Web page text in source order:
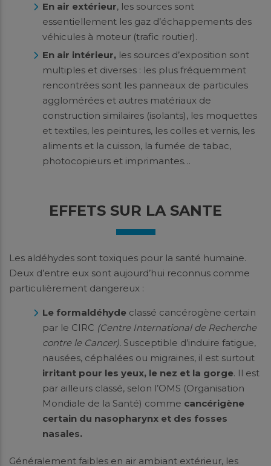
En air extérieur, les sources sont
essentiellement les gaz d’échappements des
véhicules à moteur (trafic routier).
En air intérieur, les sources d’exposition sont
multiples et diverses : les plus fréquemment
rencontrées sont les panneaux de particules
agglomérées et autres matériaux de
construction similaires (isolants), les moquettes
et textiles, les peintures, les colles et vernis, les
aliments et la cuisson, la fumée de tabac,
photocopieurs et imprimantes…
EFFETS SUR LA SANTE
Les aldéhydes sont toxiques pour la santé humaine.
Deux d’entre eux sont aujourd’hui reconnus comme
particulièrement dangereux :
Le formaldéhyde classé cancérogène certain
par le CIRC (Centre International de Recherche
contre le Cancer). Susceptible d’induire fatigue,
nausées, céphalées ou migraines, il est surtout
irritant pour les yeux, le nez et la gorge. Il est
par ailleurs classé, selon l’OMS (Organisation
Mondiale de la Santé) comme cancérigène
certain du nasopharynx et des fosses
nasales.
Généralement faibles en air ambiant extérieur, les